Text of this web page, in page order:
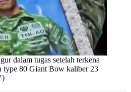
dalam tugas setelah terkena
type 80 Giant Bow kaliber 23